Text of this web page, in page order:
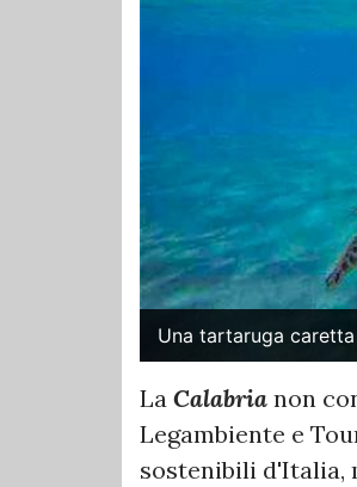
Una tartaruga
La Calabria non
Legambiente e
sostenibili d'Italia,